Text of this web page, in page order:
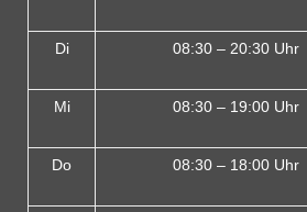
Di 08:30 – 20:30 Uhr
Mi 08:30 – 19:00 Uhr
Do 08:30 – 18:00 Uhr